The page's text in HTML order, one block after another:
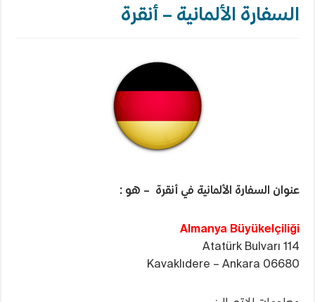
السفارة الألمانية – أنقرة
عنوان السفارة الألمانية في أنقرة – هو :
Almanya Büyükelçiliği
Atatürk Bulvarı 114
06680 Kavaklıdere – Ankara